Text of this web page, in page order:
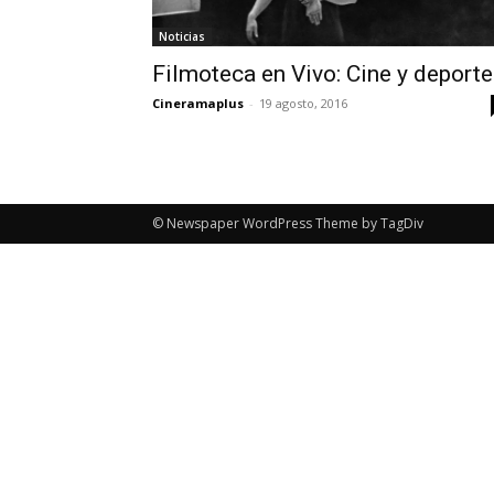
Noticias
Filmoteca en Vivo: Cine y deporte
Cineramaplus - 19 agosto, 2016
© Newspaper WordPress Theme by TagDiv